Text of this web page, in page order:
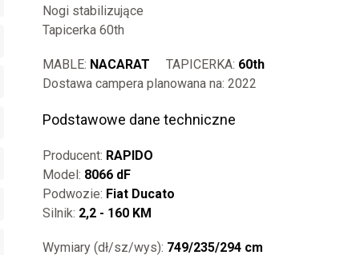
Nogi stabilizujące
Tapicerka 60th
MABLE: NACARAT TAPICERKA: 60th
Dostawa campera planowana na: 2022
Podstawowe dane techniczne
Producent: RAPIDO
Model: 8066 dF
Podwozie: Fiat Ducato
Silnik: 2,2 - 160 KM
Wymiary (dł/sz/wys): 749/235/294 cm